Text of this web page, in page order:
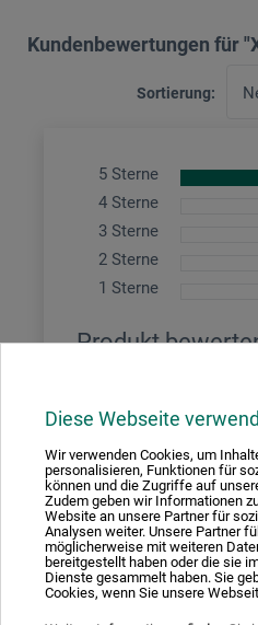
Diese Webseite
Wir verwenden Cookies, um
personalisieren, Funktionen für
können und die Zugriffe auf
Zudem geben wir Informationen
Website an unsere Partner für
Analysen weiter. Unsere Partner
möglicherweise mit weiteren
bereitgestellt haben oder die sie
Dienste gesammelt haben. Sie
Cookies, wenn Sie unsere
Kundenbewertungen für
Sortierung:
5 Sterne
4 Sterne
3 Sterne
2 Sterne
1 Sterne
Produkt
JETZT PRODUKT
Einzigartige Crackle